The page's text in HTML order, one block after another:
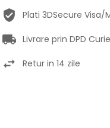
Plati 3DSecure Visa/
Livrare prin DPD
Retur in 14 zile